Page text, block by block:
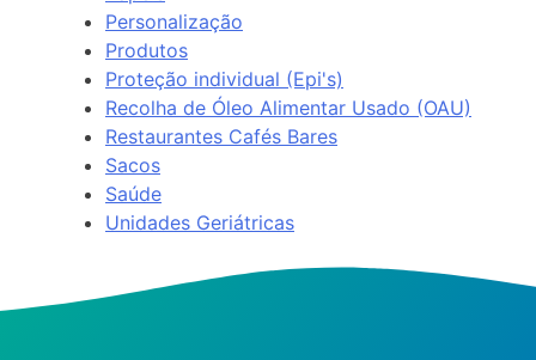
Personalização
Produtos
Proteção individual (Epi's)
Recolha de Óleo Alimentar Usado (OAU)
Restaurantes Cafés Bares
Sacos
Saúde
Unidades Geriátricas